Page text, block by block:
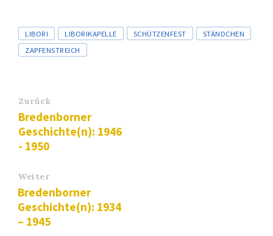
Tags
LIBORI LIBORIKAPELLE SCHÜTZENFEST
STÄNDCHEN
ZAPFENSTREICH
Zurück
Bredenborner
Geschichte(n): 1946
- 1950
Weiter
Bredenborner
Geschichte(n): 1934
– 1945